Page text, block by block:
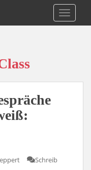
Schreib